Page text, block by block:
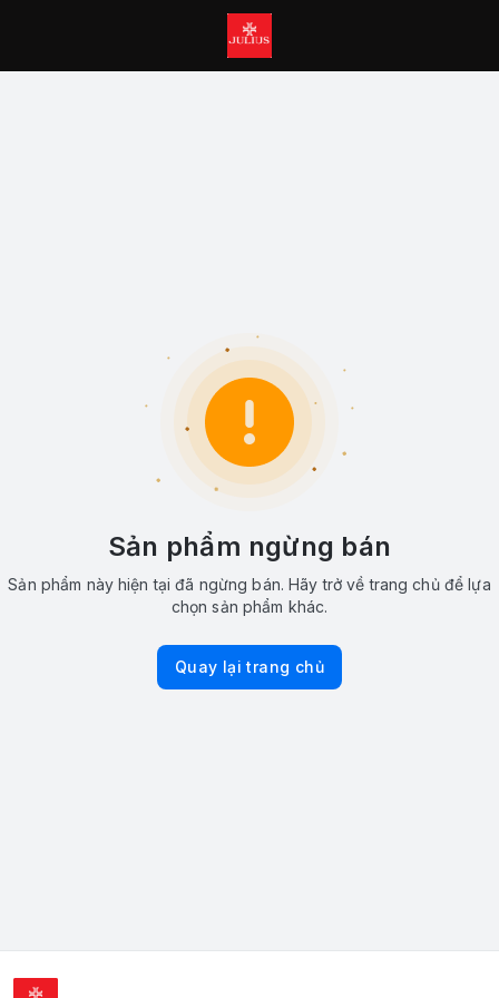
Sản phẩm ngừng bán
Sản phẩm này hiện tại đã ngừng bán. Hãy trở về trang chủ để lựa
chọn sản phẩm khác.
Quay lại trang chủ